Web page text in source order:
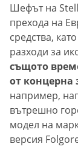
Шефът на
прехода на
средства,
разходи за
същото
от концерна
например,
вътрешно
модел на
версия